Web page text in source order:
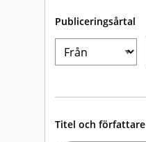
Publiceringsårtal
Titel och författare